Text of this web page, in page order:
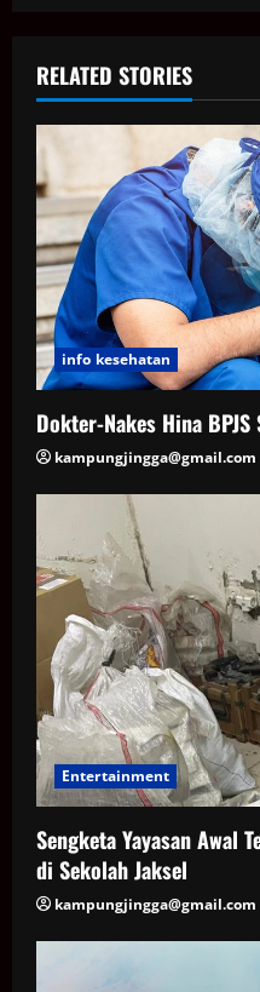
RELATED STORIES
info kesehatan
Dokter-Nakes Hina
kampungjingga@gmail.com
Entertainment
Sengketa Yayasan Awal
di Sekolah Jaksel
kampungjingga@gmail.com